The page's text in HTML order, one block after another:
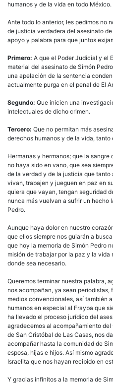
humanos y de la vida en todo México.
Ante todo lo anterior, les pedimos no
de justicia verdadera del asesinato
apoyo y palabra para que juntos
Primero: A que el Poder Judicial y el
material del asesinato de Simón
una apelación de la sentencia
actualmente purga en el penal de El
Segundo: Que inicien una
intelectuales de dicho crimen.
Tercero: Que no permitan más
derechos humanos y de la vida,
Hermanas y hermanos; que la
no haya sido en vano, que sea
de la verdad y de la justicia que tanto
vivan, trabajen y jueguen en paz en
quiera que vayan, tengan seguridad
nunca más vuelvan a sufrir un hecho
Pedro.
Aunque haya dolor en nuestro
que ellos siempre nos guiarán a
que hoy la memoria de Simón Pedro
misión de trabajar por la paz y la vida
donde sea necesario.
Queremos terminar nuestra palabra,
nos acompañan, ya sean
medios convencionales, así también
humanos en especial al Frayba que
ha llevado el proceso jurídico del
agradecemos al acompañamiento
de San Cristóbal de Las Casas, nos
acompañar hasta la comunidad de
esposa, hijas e hijos. Así mismo
Israelita que nos hayan recibido en
Y gracias infinitos a la memoria de